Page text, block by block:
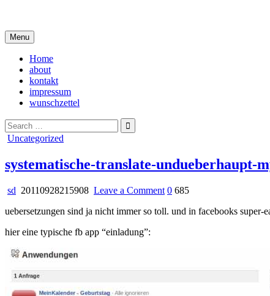
content
Menu
Home
about
kontakt
impressum
wunschzettel
Search
for:
Posted
Uncategorized
systematische-translate-undueberhaupt-
sd 20110928215908 Leave a Commenton
translate-
0 685
uebersetzungen sind ja nicht immer so toll. und in facebooks
hier eine typische fb app “einladung”: